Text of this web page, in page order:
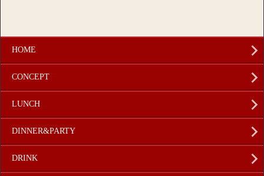
HOME
CONCEPT
LUNCH
DINNER&PARTY
DRINK